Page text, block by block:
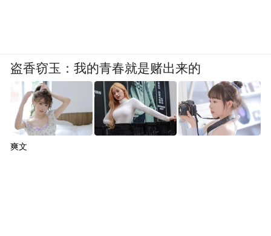
盗香窃玉：我的青春就是赌出来的
爽文